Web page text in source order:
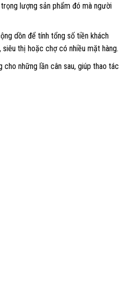
lượng sản phẩm đó mà người
dồn để tính tổng số tiền khách
thị hoặc chợ có nhiều mặt hàng.
những lần cân sau, giúp thao tác